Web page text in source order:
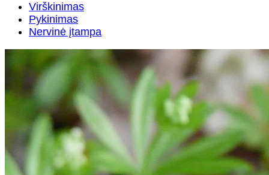
Virškinimas
Pykinimas
Nervinė įtampa